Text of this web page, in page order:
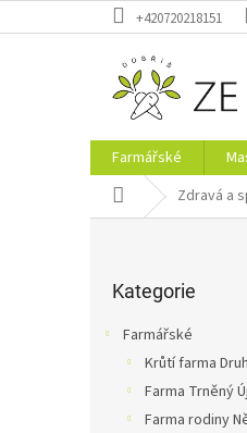
na
+420720218151
Farmářské
Domů Zdravá a
kategorie
Kategorie
Farmářské
Krůtí farma
Farma Trněný
Farma rodiny